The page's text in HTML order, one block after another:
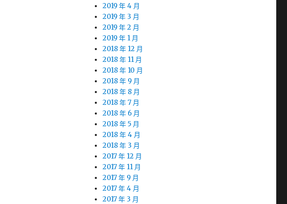
2019 年 4 月
2019 年 3 月
2019 年 2 月
2019 年 1 月
2018 年 12 月
2018 年 11 月
2018 年 10 月
2018 年 9 月
2018 年 8 月
2018 年 7 月
2018 年 6 月
2018 年 5 月
2018 年 4 月
2018 年 3 月
2017 年 12 月
2017 年 11 月
2017 年 9 月
2017 年 4 月
2017 年 3 月